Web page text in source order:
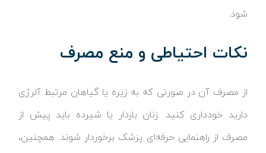
شود.
نکات احتیاطی و منع مصرف
از مصرف آن در صورتی که به زیره یا گیاهان مرتبط آلرژی
دارید خودداری کنید. زنان باردار یا شیرده باید پیش از
مصرف از راهنمایی حرفه‌ای پزشک برخوردار شوند. همچنین،